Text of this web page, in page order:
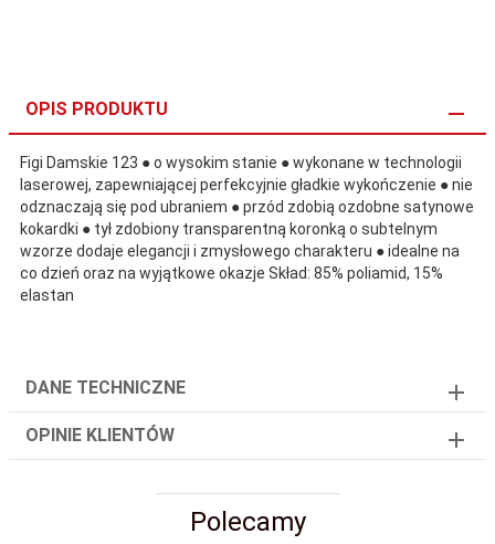
OPIS PRODUKTU
Figi Damskie 123 ● o wysokim stanie ● wykonane w technologii
laserowej, zapewniającej perfekcyjnie gładkie wykończenie ● nie
odznaczają się pod ubraniem ● przód zdobią ozdobne satynowe
kokardki ● tył zdobiony transparentną koronką o subtelnym
wzorze dodaje elegancji i zmysłowego charakteru ● idealne na
co dzień oraz na wyjątkowe okazje Skład: 85% poliamid, 15%
elastan
DANE TECHNICZNE
OPINIE KLIENTÓW
Polecamy